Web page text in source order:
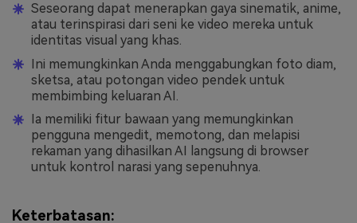
Seseorang dapat menerapkan gaya sinematik, anime,
atau terinspirasi dari seni ke video mereka untuk
identitas visual yang khas.
Ini memungkinkan Anda menggabungkan foto diam,
sketsa, atau potongan video pendek untuk
membimbing keluaran AI.
Ia memiliki fitur bawaan yang memungkinkan
pengguna mengedit, memotong, dan melapisi
rekaman yang dihasilkan AI langsung di browser
untuk kontrol narasi yang sepenuhnya.
Keterbatasan: